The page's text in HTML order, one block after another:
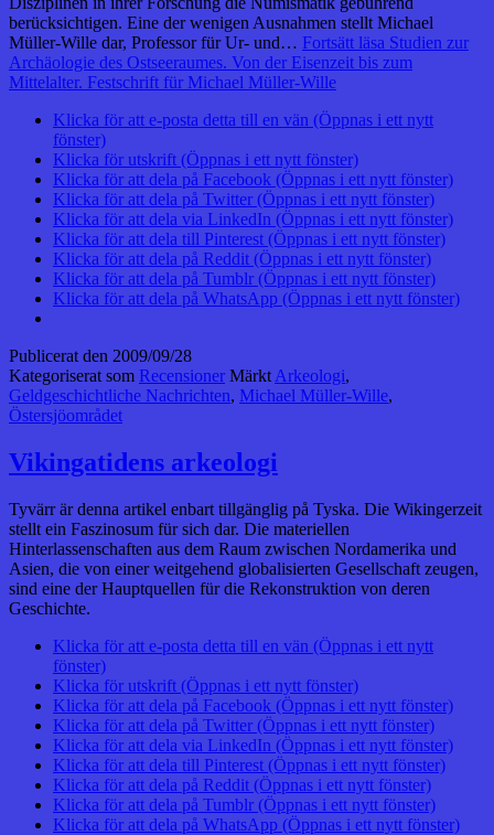
berücksichtigen. Eine der wenigen Ausnahmen stellt Michael
Müller-Wille dar, Professor für Ur- und… Fortsätt läsa Studien zur
Archäologie des Ostseeraumes. Von der Eisenzeit bis zum
Mittelalter. Festschrift für Michael Müller-Wille
Klicka för att e-posta detta till en vän (Öppnas i ett nytt
fönster)
Klicka för utskrift (Öppnas i ett nytt fönster)
Klicka för att dela på Facebook (Öppnas i ett nytt fönster)
Klicka för att dela på Twitter (Öppnas i ett nytt fönster)
Klicka för att dela via LinkedIn (Öppnas i ett nytt fönster)
Klicka för att dela till Pinterest (Öppnas i ett nytt fönster)
Klicka för att dela på Reddit (Öppnas i ett nytt fönster)
Klicka för att dela på Tumblr (Öppnas i ett nytt fönster)
Klicka för att dela på WhatsApp (Öppnas i ett nytt fönster)
Publicerat den 2009/09/28
Kategoriserat som Recensioner Märkt Arkeologi,
Geldgeschichtliche Nachrichten, Michael Müller-Wille,
Östersjöområdet
Vikingatidens arkeologi
Tyvärr är denna artikel enbart tillgänglig på Tyska. Die Wikingerzeit
stellt ein Faszinosum für sich dar. Die materiellen
Hinterlassenschaften aus dem Raum zwischen Nordamerika und
Asien, die von einer weitgehend globalisierten Gesellschaft zeugen,
sind eine der Hauptquellen für die Rekonstruktion von deren
Geschichte.
Klicka för att e-posta detta till en vän (Öppnas i ett nytt
fönster)
Klicka för utskrift (Öppnas i ett nytt fönster)
Klicka för att dela på Facebook (Öppnas i ett nytt fönster)
Klicka för att dela på Twitter (Öppnas i ett nytt fönster)
Klicka för att dela via LinkedIn (Öppnas i ett nytt fönster)
Klicka för att dela till Pinterest (Öppnas i ett nytt fönster)
Klicka för att dela på Reddit (Öppnas i ett nytt fönster)
Klicka för att dela på Tumblr (Öppnas i ett nytt fönster)
Klicka för att dela på WhatsApp (Öppnas i ett nytt fönster)